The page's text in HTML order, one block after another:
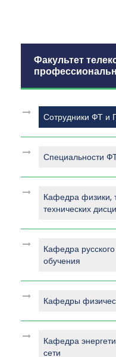
Факультет
Сотрудники ФТ и
Специальности
Кафедра физики,
технических
Кафедра
обучения
Кафедры
Кафедра
сети